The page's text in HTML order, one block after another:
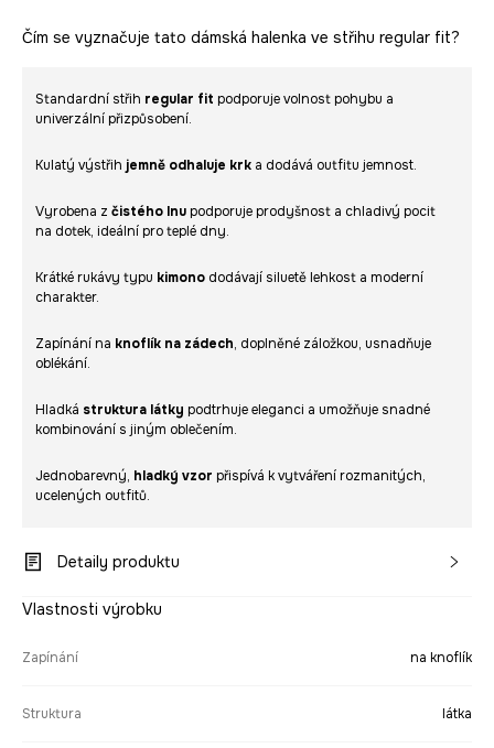
Čím se vyznačuje tato dámská halenka ve střihu regular fit?
Standardní střih regular fit podporuje volnost pohybu a
univerzální přizpůsobení.
Kulatý výstřih jemně odhaluje krk a dodává outfitu jemnost.
Vyrobena z čistého lnu podporuje prodyšnost a chladivý pocit
na dotek, ideální pro teplé dny.
Krátké rukávy typu kimono dodávají siluetě lehkost a moderní
charakter.
Zapínání na knoflík na zádech, doplněné záložkou, usnadňuje
oblékání.
Hladká struktura látky podtrhuje eleganci a umožňuje snadné
kombinování s jiným oblečením.
Jednobarevný, hladký vzor přispívá k vytváření rozmanitých,
ucelených outfitů.
Detaily produktu
Vlastnosti výrobku
Zapínání na knoflík
Struktura látka